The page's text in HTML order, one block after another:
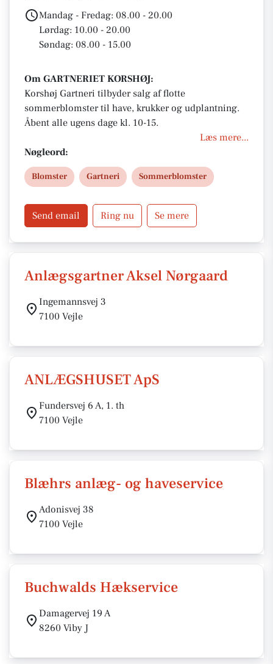
Mandag - Fredag: 08.00 - 20.00
Lørdag: 10.00 - 20.00
Søndag: 08.00 - 15.00
Om GARTNERIET KORSHØJ:
Korshøj Gartneri tilbyder salg af flotte
sommerblomster til have, krukker og udplantning.
Åbent alle ugens dage kl. 10-15.
Læs mere...
Nøgleord:
Blomster Gartneri Sommerblomster
Send email Ring nu Se mere
Anlægsgartner Aksel Nørgaard
Ingemannsvej 3
7100 Vejle
ANLÆGSHUSET ApS
Fundersvej 6 A, 1. th
7100 Vejle
Blæhrs anlæg- og haveservice
Adonisvej 38
7100 Vejle
Buchwalds Hækservice
Damagervej 19 A
8260 Viby J